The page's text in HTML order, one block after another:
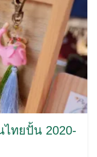
ทยปั้น 2020-